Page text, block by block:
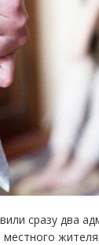
сразу два